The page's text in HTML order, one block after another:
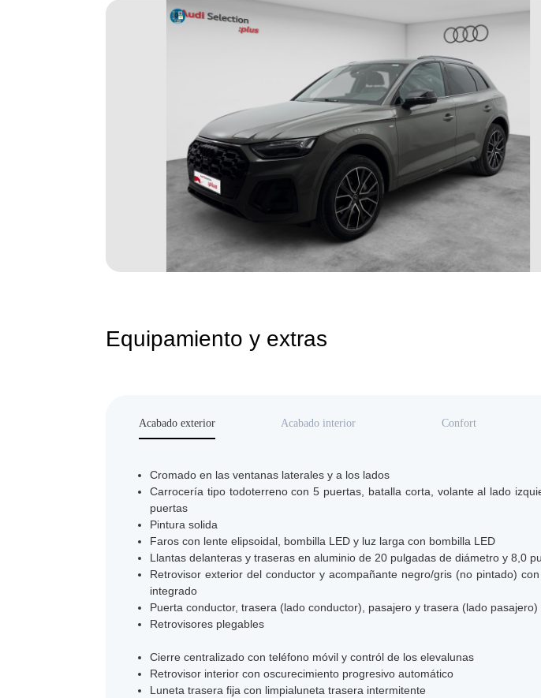
Equipamiento y extras
Acabado exterior
Cromado en las ventanas laterales y a los lados
Carrocería tipo todoterreno con 5 puertas, batalla corta, volante al lado
puertas
Pintura solida
Faros con lente elipsoidal, bombilla LED y luz larga con bombilla LED
Llantas delanteras y traseras en aluminio de 20 pulgadas de diámetro y 8,0
Retrovisor exterior del conductor y acompañante negro/gris (no pintado)
integrado
Puerta conductor, trasera (lado conductor), pasajero y trasera (lado
Retrovisores plegables
Acabado interior
Cierre centralizado con teléfono móvil y contról de los elevalunas
Retrovisor interior con oscurecimiento progresivo automático
Luneta trasera fija con limpialuneta trasera intermitente
Confort